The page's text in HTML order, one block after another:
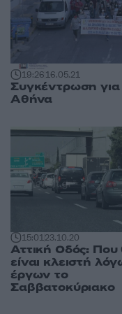
19:2616.05.21
Συγκέντρωση για
Αθήνα
15:0123.10.20
Αττική Οδός: Που
είναι κλειστή
έργων το
Σαββατοκύριακο